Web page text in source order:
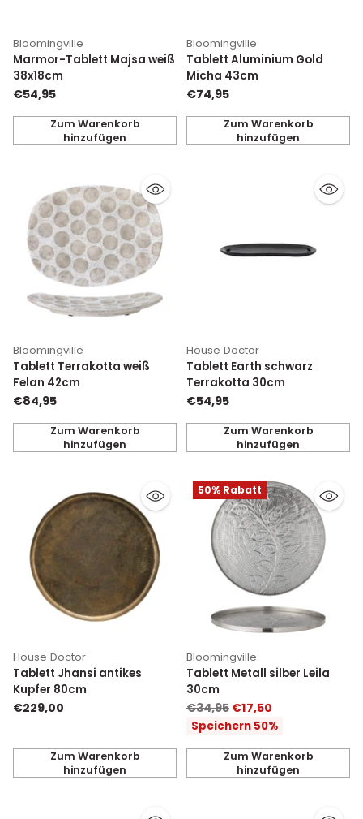
Bloomingville
Marmor-Tablett Majsa weiß
38x18cm
€54,95
Zum Warenkorb
hinzufügen
Anzahl
Bloomingville
Tablett Aluminium Gold
Micha 43cm
€74,95
Zum Warenkorb
hinzufügen
Anzahl
Bloomingville
Tablett Terrakotta weiß
Felan 42cm
€84,95
Zum Warenkorb
hinzufügen
Anzahl
House Doctor
Tablett Earth schwarz
Terrakotta 30cm
€54,95
Zum Warenkorb
hinzufügen
Anzahl
House Doctor
Tablett Jhansi antikes
Kupfer 80cm
€229,00
Zum Warenkorb
hinzufügen
Anzahl
50% Rabatt
Bloomingville
Tablett Metall silber Leila
30cm
Normaler
Preis
€34,95 €17,50
Speichern 50%
Zum Warenkorb
hinzufügen
Anzahl